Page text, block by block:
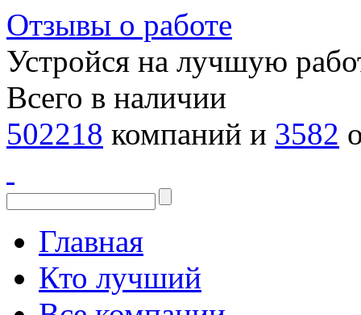
Отзывы о работе
Устройся на лучшую
Всего в наличии
502218 компаний и 3582
Главная
Кто лучший